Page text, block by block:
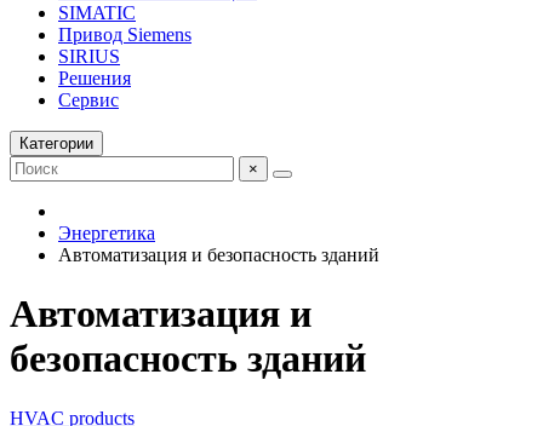
SIMATIC
Привод Siemens
SIRIUS
Решения
Сервис
Категории
×
Энергетика
Автоматизация и безопасность зданий
Автоматизация и
безопасность зданий
HVAC products